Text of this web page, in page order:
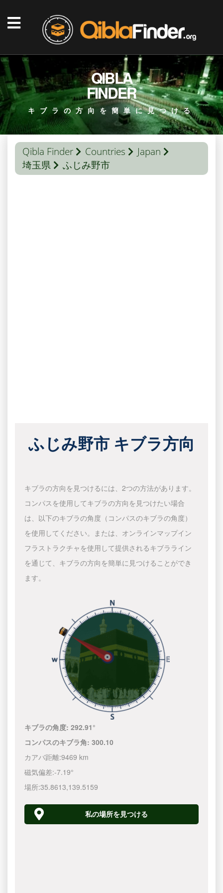
QIBLA
FINDER
キブラの方向を簡単に見つける
Qibla Finder Countries
Japan
埼玉県
ふじみ野市
ふじみ野市 キブラ方向
キブラの方向を見つけるには、2つの方法があります。
コンパスを使用してキブラの方向を見つけたい場合
は、以下のキブラの角度（コンパスのキブラの角度）
を使用してください。または、オンラインマップイン
フラストラクチャを使用して提供されるキブラライン
を通じて、キブラの方向を簡単に見つけることができ
ます。
キブラの角度:292.91°
コンパスのキブラ角:300.10
カアバ距離:9469 km
磁気偏差:-7.19°
場所:35.8613,139.5160
私の場所を見つける